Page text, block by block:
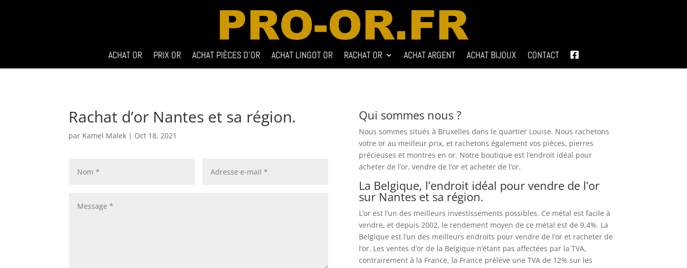
ACHAT OR PRIX OR ACHAT PIÈCES D’OR ACHAT LINGOT OR RACHAT OR ACHAT ARGENT ACHAT BIJOUX CONTACT
Rachat d’or Nantes et sa région.
par Kamel Malek | Oct 18, 2021
Qui sommes nous ?
Nous sommes situés à Bruxelles dans le quartier Louise. Nous rachetons
votre or au meilleur prix, et rachetons également vos pièces, pierres
précieuses et montres en or. Notre boutique est l’endroit idéal pour
acheter de l’or, vendre de l’or et acheter de l’or.
La Belgique, l’endroit idéal pour vendre de l’or
sur Nantes et sa région.
L’or est l’un des meilleurs investissements possibles. Ce métal est facile à
vendre, et depuis 2002, le rendement moyen de ce métal est de 9,4%. La
Belgique est l’un des meilleurs endroits pour vendre de l’or et racheter de
l’or. Les ventes d’or de la Belgique n’étant pas affectées par la TVA,
contrairement à la France, la France prélève une TVA de 12% sur les